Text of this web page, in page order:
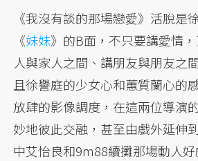
《我沒有談的那場戀愛》活脫是
《妹妹》的B面，不只要講愛情
人與家人之間、講朋友與朋友之
且徐譽庭的少女心和蕙質蘭心的
放肆的影像調度，在這兩位導演
妙地彼此交融，甚至由戲外延伸
中艾怡良和9m88續攤那場動人好